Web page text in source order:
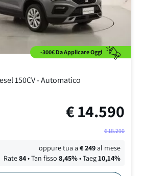
-300€ Da Applicare Oggi
150CV-Automatico
€14.590
€18.290
oppure tua a€249al mese
Rate84• Tan fisso 8,45%• Taeg10,14%